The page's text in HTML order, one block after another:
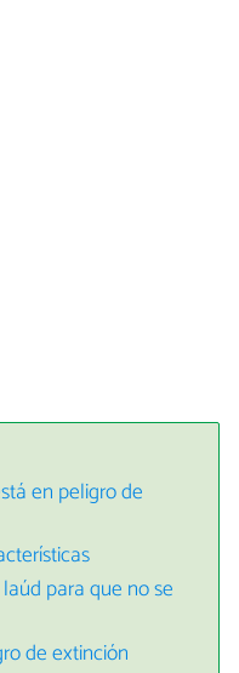
en peligro de
para que no se
de extinción